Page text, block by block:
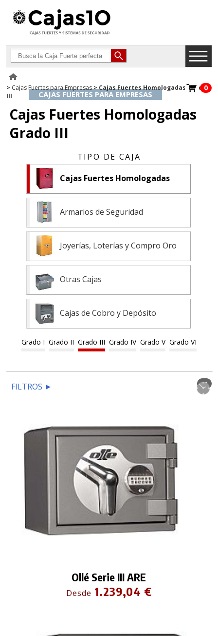
> Cajas Fuertes para Empresas> Cajas Fuertes Homologadas Grado
III
0
CAJAS FUERTES PARA EMPRESAS
Cajas Fuertes Homologadas
Grado III
Cajas Fuertes Homologadas
Armarios de Seguridad
Joyerías, Loterías y Compro Oro
Otras Cajas
Cajas de Cobro y Depósito
Grado I Grado II Grado III Grado IV Grado V Grado VI
FILTROS ► 11
Ollé Serie III ARE
Desde 1.239,04 €